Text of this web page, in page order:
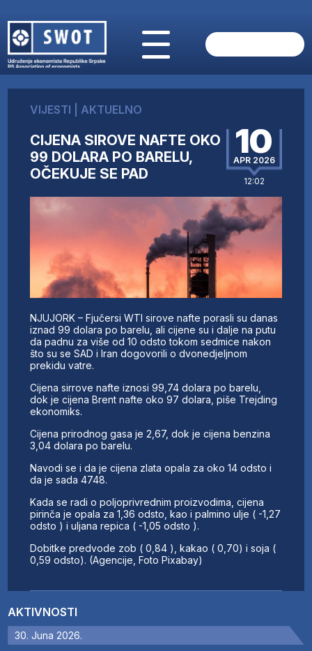
O NAMA
AKTUELNO
ANALIZE
KOMPANIJE
IZ STRANIH MEDIJA
UČLANI SE
KONTAKT
AKTIVNOSTI
30. Juna 2026.
VIJESTI AKTUELNO
CIJENA SIROVE NAFTE OKO
99 DOLARA PO BARELU,
OČEKUJE SE PAD
10
APR 2026
12:02
NJUJORK – Fjučersi WTI sirove nafte porasli su danas
iznad 99 dolara po barelu, ali cijene su i dalje na putu
da padnu za više od 10 odsto tokom sedmice nakon
što su se SAD i Iran dogovorili o dvonedjeljnom
prekidu vatre.
Cijena sirrove nafte iznosi 99,74 dolara po barelu,
dok je cijena Brent nafte oko 97 dolara, piše Trejding
ekonomiks.
Cijena prirodnog gasa je 2,67, dok je cijena benzina
3,04 dolara po barelu.
Navodi se i da je cijena zlata opala za oko 14 odsto i
da je sada 4748.
Kada se radi o poljoprivrednim proizvodima, cijena
pirinča je opala za 1,36 odsto, kao i palmino ulje ( -1,27
odsto ) i uljana repica ( -1,05 odsto ).
Dobitke predvode zob ( 0,84 ), kakao ( 0,70) i soja (
0,59 odsto). (Agencije, Foto Pixabay)